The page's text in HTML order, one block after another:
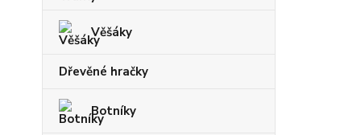
Věšáky
Dřevěné hračky
Botníky